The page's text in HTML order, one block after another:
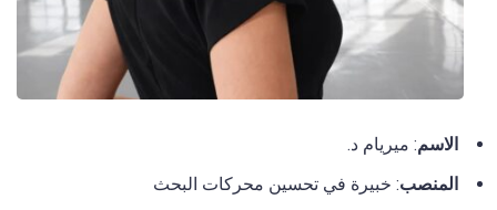
الاسم: ميريام د.
المنصب: خبيرة في تحسين محركات البحث